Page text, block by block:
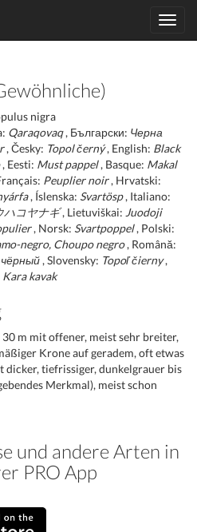
nigra
Qaraqovaq, Български: Черна
, Česky: Topol černý, English: Black
, Eesti: Must pappel, Basque: Makal
Peuplier noir, Hrvatski:
, Íslenska: Svartösp, Italiano:
ハコヤナギ, Lietuviškai: Juodoji
, Norsk: Svartpoppel, Polski:
negro, Choupo negro, Română:
, Slovensky: Topoľ čierny,
Kara kavak
m mit offener, meist sehr breiter,
Krone auf geradem, oft etwas
dicker, tiefrissiger, dunkelgrauer bis
Merkmal), meist schon
und andere Arten in
PRO App